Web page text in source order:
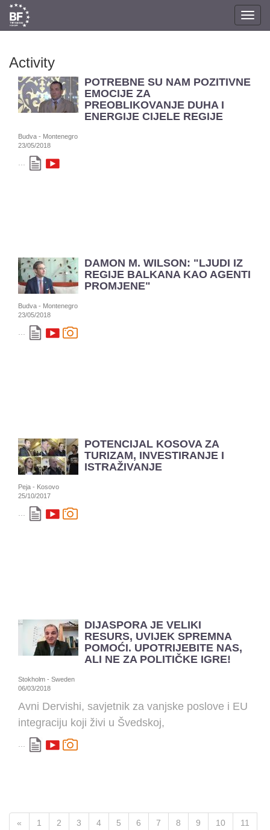
Activity
POTREBNE SU NAM POZITIVNE
EMOCIJE ZA
PREOBLIKOVANJE DUHA I
ENERGIJE CIJELE REGIJE
Budva - Montenegro
23/05/2018
...
DAMON M. WILSON: "LJUDI IZ
REGIJE BALKANA KAO AGENTI
PROMJENE"
Budva - Montenegro
23/05/2018
...
POTENCIJAL KOSOVA ZA
TURIZAM, INVESTIRANJE I
ISTRAŽIVANJE
Peja - Kosovo
25/10/2017
...
DIJASPORA JE VELIKI
RESURS, UVIJEK SPREMNA
POMOĆI. UPOTRIJEBITE NAS,
ALI NE ZA POLITIČKE IGRE!
Stokholm - Sweden
06/03/2018
Avni Dervishi, savjetnik za vanjske poslove i EU
integraciju koji živi u Švedskoj,
...
« 1 2 3 4 5 6 7 8 9 10 11